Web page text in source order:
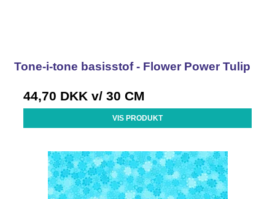
Tone-i-tone basisstof - Flower Power Tulip
44,70 DKK v/ 30 CM
VIS PRODUKT